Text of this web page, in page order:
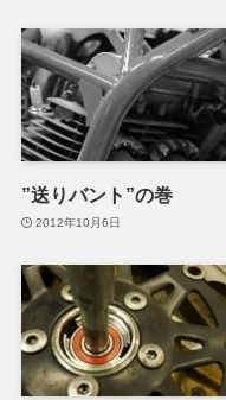
”送りバント”の巻
2012年10月6日